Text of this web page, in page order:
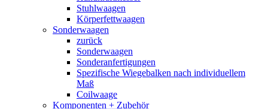
Stuhlwaagen
Körperfettwaagen
Sonderwaagen
zurück
Sonderwaagen
Sonderanfertigungen
Spezifische Wiegebalken nach individuellem
Maß
Coilwaage
Komponenten + Zubehör